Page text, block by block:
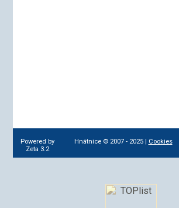
Powered by
Zeta 3.2
Hnátnice © 2007 - 2025 | Cookies